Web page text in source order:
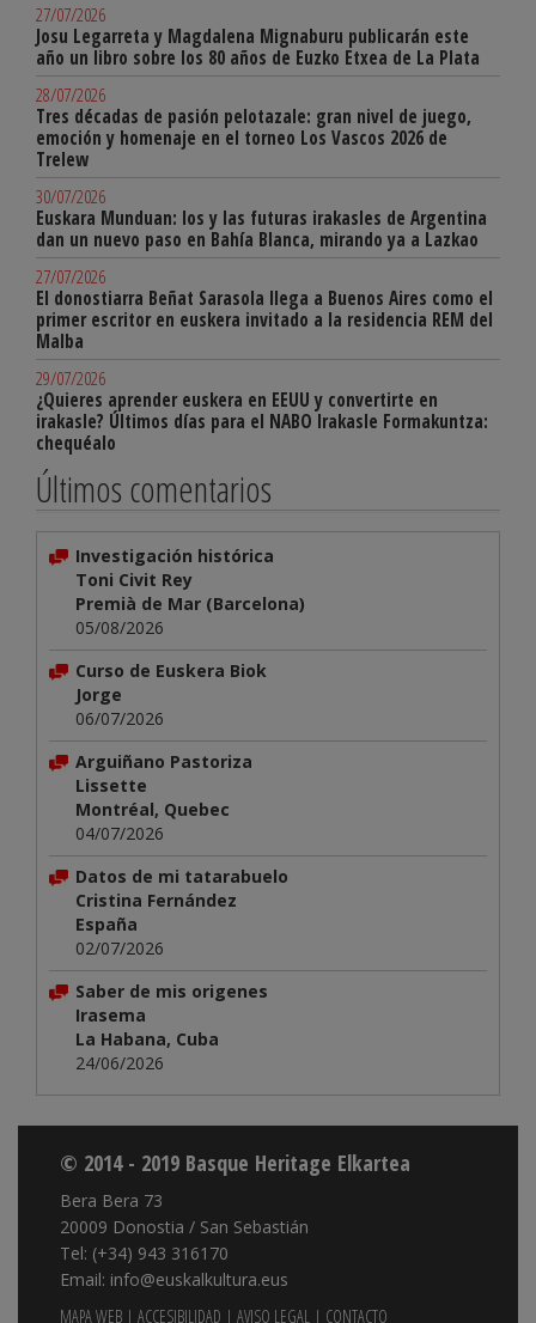
27/07/2026
Josu Legarreta y Magdalena Mignaburu publicarán este
año un libro sobre los 80 años de Euzko Etxea de La Plata
28/07/2026
Tres décadas de pasión pelotazale: gran nivel de juego,
emoción y homenaje en el torneo Los Vascos 2026 de
Trelew
30/07/2026
Euskara Munduan: los y las futuras irakasles de Argentina
dan un nuevo paso en Bahía Blanca, mirando ya a Lazkao
27/07/2026
El donostiarra Beñat Sarasola llega a Buenos Aires como el
primer escritor en euskera invitado a la residencia REM del
Malba
29/07/2026
¿Quieres aprender euskera en EEUU y convertirte en
irakasle? Últimos días para el NABO Irakasle Formakuntza:
chequéalo
Últimos comentarios
Investigación histórica
Toni Civit Rey
Premià de Mar (Barcelona)
05/08/2026
Curso de Euskera Biok
Jorge
06/07/2026
Arguiñano Pastoriza
Lissette
Montréal, Quebec
04/07/2026
Datos de mi tatarabuelo
Cristina Fernández
España
02/07/2026
Saber de mis origenes
Irasema
La Habana, Cuba
24/06/2026
© 2014 - 2019 Basque Heritage Elkartea
Bera Bera 73
20009 Donostia / San Sebastián
Tel: (+34) 943 316170
Email: info@euskalkultura.eus
MAPA WEB | ACCESIBILIDAD | AVISO LEGAL | CONTACTO